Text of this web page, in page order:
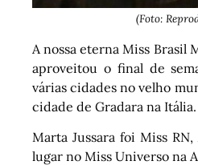
(Foto:
A nossa eterna Miss Brasil
aproveitou o final de
várias cidades no velho
cidade de Gradara na
Marta Jussara foi Miss
lugar no Miss Universo na